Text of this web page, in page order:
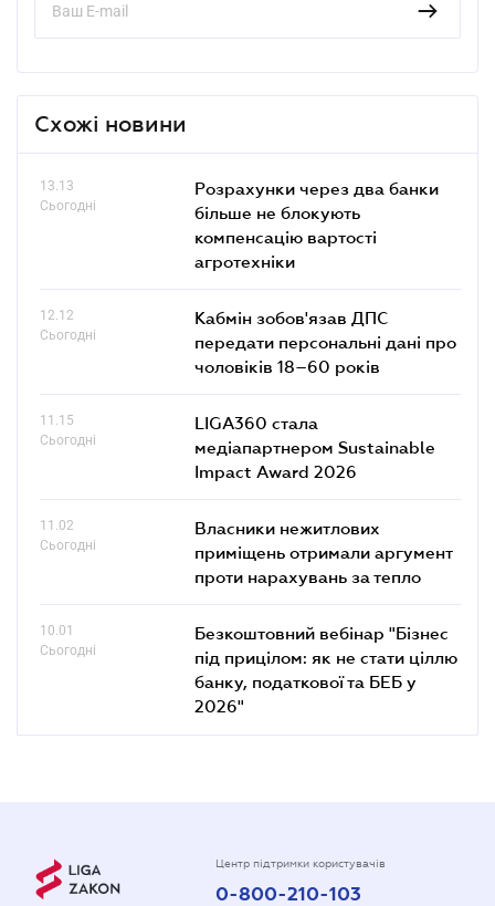
Схожі новини
13.13
Сьогодні
Розрахунки через два банки
більше не блокують
компенсацію вартості
агротехніки
12.12
Сьогодні
Кабмін зобов'язав ДПС
передати персональні дані про
чоловіків 18–60 років
11.15
Сьогодні
LIGA360 стала
медіапартнером Sustainable
Impact Award 2026
11.02
Сьогодні
Власники нежитлових
приміщень отримали аргумент
проти нарахувань за тепло
10.01
Сьогодні
Безкоштовний вебінар "Бізнес
під прицілом: як не стати ціллю
банку, податкової та БЕБ у
2026"
Центр підтримки користувачів
0-800-210-103